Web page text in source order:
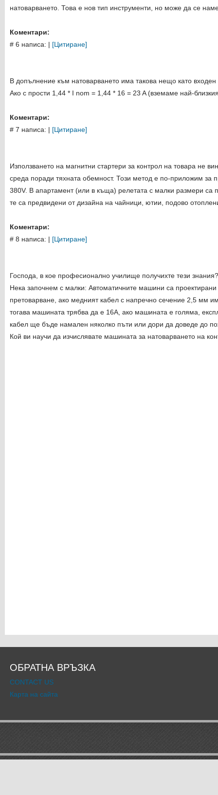
натоварването. Това е нов тип инструменти, но може да се
Коментари:
# 6 написа: | [Цитиране]
В допълнение към натоварването има такова нещо като входен
Ако с прости 1,44 * I nom = 1,44 * 16 = 23 A (вземаме най-
Коментари:
# 7 написа: | [Цитиране]
Използването на магнитни стартери за контрол на товара не
среда поради тяхната обемност. Този метод е по-приложим за
380V. В апартамент (или в къща) релетата с малки размери са
те са предвидени от дизайна на чайници, ютии, подово
Коментари:
# 8 написа: | [Цитиране]
Господа, в кое професионално училище получихте тези знания?
Нека започнем с малки: Автоматичните машини са проектирани
претоварване, ако медният кабел с напречно сечение 2,5 мм
тогава машината трябва да е 16А, ако машината е голяма,
кабел ще бъде намален няколко пъти или дори да доведе до
Кой ви научи да изчислявате машината за натоварването на
ОБРАТНА ВРЪЗКА
CONTACT US
Карта на сайта